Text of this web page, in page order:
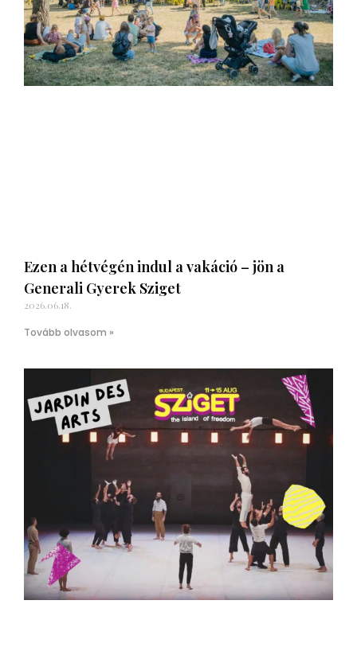
Ezen a hétvégén indul a vakáció – jön a
Generali Gyerek Sziget
2026.06.18.
Tovább olvasom »